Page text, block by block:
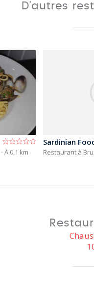
D'autres
- À 0,1 km
Sardinian
Restaurant à